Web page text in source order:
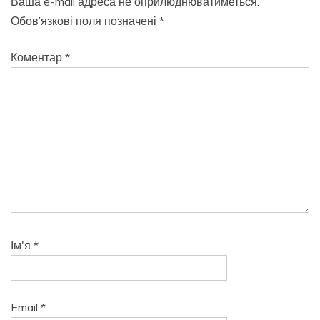
Обов’язкові поля позначені *
Коментар *
Ім'я *
Email *